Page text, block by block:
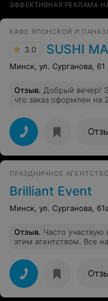
ЭФФЕКТИВНАЯ РЕКЛАМА
КАФЕ ЯПОНСКОЙ И
3.0 SUSHI
Минск, ул. Сурганова, 61
Отзыв. Добрый вечер!
что заказ оформлен на
ПРАЗДНИЧНОЕ АГЕНТСТВО
Brilliant Event
Минск, ул. Сурганова,
Отзыв. Часто
этим агентством. Все на высшем уровне. Последняя
Отличные
Фото получили очень
обработкой. Очень
Всем рекомендую!